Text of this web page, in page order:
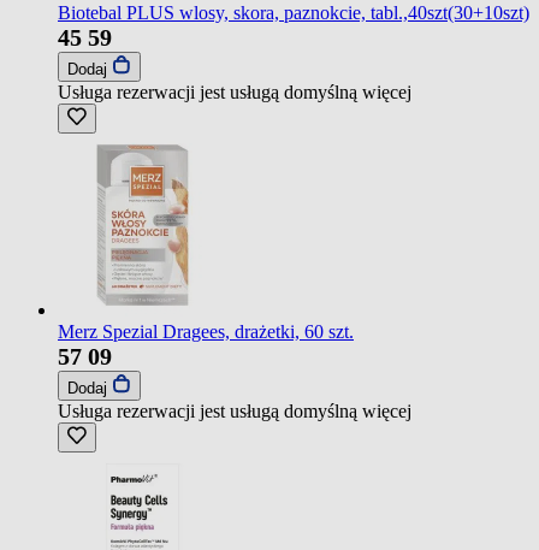
Biotebal PLUS wlosy, skora, paznokcie, tabl.,40szt(30+10szt)
45 59
Dodaj
Usługa rezerwacji jest usługą domyślną więcej
Merz Spezial Dragees, drażetki, 60 szt.
57 09
Dodaj
Usługa rezerwacji jest usługą domyślną więcej